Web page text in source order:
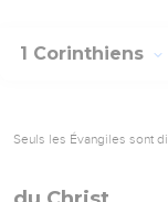
1 Corinthiens
Seuls les Évangiles sont